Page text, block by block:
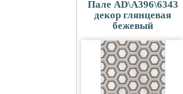
Пале AD\A396\6343
декор глянцевая
бежевый